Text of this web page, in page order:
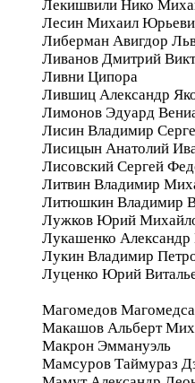
Лекишвили Нико
Лесин Михаил
Либерман Авигдор
Ливанов Дмитрий
Ливни Ципора
Лившиц Александр
Лимонов Эдуард
Лисин Владимир
Лисицын Анатолий
Лисовский Сергей
Литвин Владимир
Литюшкин Владимир
Лужков Юрий
Лукашенко Александр
Лукин Владимир
Луценко Юрий
Магомедов
Макашов Альберт
Макрон Эммануэль
Мамсуров Таймураз